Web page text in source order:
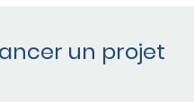
un projet